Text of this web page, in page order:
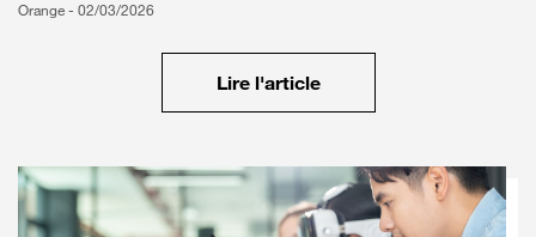
Orange - 02/03/2026
Lire l'article